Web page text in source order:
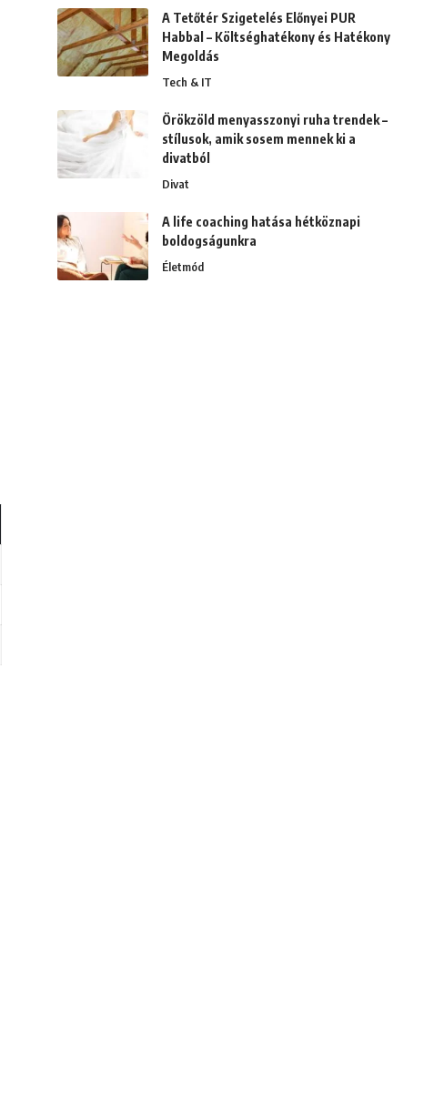
A Tetőtér Szigetelés Előnyei PUR
Habbal – Költséghatékony és Hatékony
Megoldás
Tech & IT
Örökzöld menyasszonyi ruha trendek –
stílusok, amik sosem mennek ki a
divatból
Divat
A life coaching hatása hétköznapi
boldogságunkra
Életmód